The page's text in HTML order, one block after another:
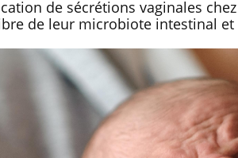
de sécrétions vaginales
de leur microbiote intestinal